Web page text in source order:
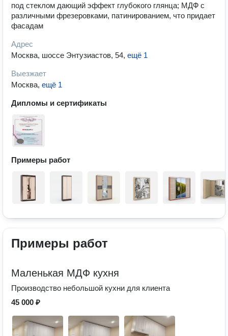
под стеклом дающий эффект глубокого глянца; МДФ с
различными фрезеровками, патинированием, что придает
фасадам
Адрес
Москва, шоссе Энтузиастов, 54, ещё 1
Выезжает
Москва, ещё 1
Дипломы и сертификаты
Примеры работ
Примеры работ
Маленькая МДФ кухня
Производство небольшой кухни для клиента
45 000 ₽